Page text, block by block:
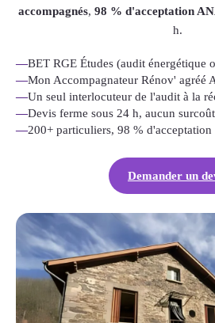
accompagnés, 98 % d'acceptation
h.
—BET RGE Études (audit énergétique
—Mon Accompagnateur Rénov' agréé
—Un seul interlocuteur de l'audit à la
—Devis ferme sous 24 h, aucun
—200+ particuliers, 98 % d'acceptation
Demander un